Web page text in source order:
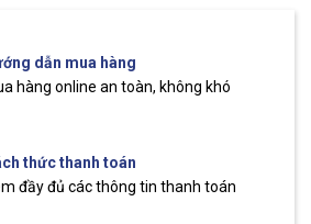
dẫn mua hàng
hàng online an toàn, không khó
thức thanh toán
đầy đủ các thông tin thanh toán